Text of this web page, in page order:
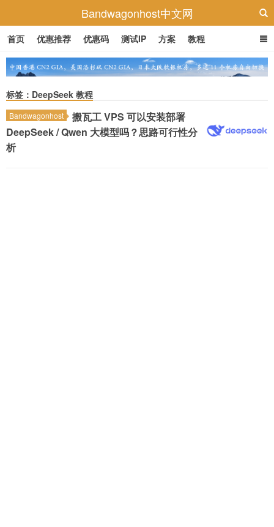
Bandwagonhost中文网
首页 优惠推荐 优惠码 测试IP 方案 教程
标签：DeepSeek 教程
Bandwagonhost
搬瓦工 VPS 可以安装部署
DeepSeek / Qwen 大模型吗？思路可行性分
析